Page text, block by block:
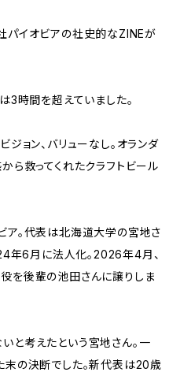
パイオビアの社史的なZINEが
3時間を超えていました。
ジョン、バリューなし。オランダ
ら救ってくれたクラフトビール
ア。代表は北海道大学の宮地さ
年6月に法人化。2026年4月、
を後輩の池田さんに譲りしま
と考えたという宮地さん。一
末の決断でした。新代表は20歳